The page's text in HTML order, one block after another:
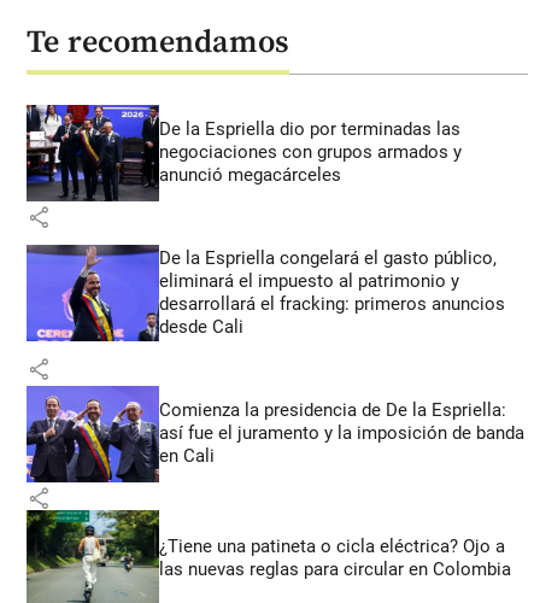
Te recomendamos
De la Espriella dio por terminadas las
negociaciones con grupos armados y
anunció megacárceles
share
De la Espriella congelará el gasto público,
eliminará el impuesto al patrimonio y
desarrollará el fracking: primeros anuncios
desde Cali
share
Comienza la presidencia de De la Espriella:
así fue el juramento y la imposición de banda
en Cali
share
¿Tiene una patineta o cicla eléctrica? Ojo a
las nuevas reglas para circular en Colombia